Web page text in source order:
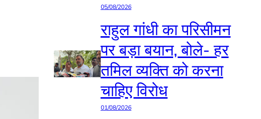
05/08/2026
राहुल गांधी का परिसीमन
पर बड़ा बयान, बोले- हर
तमिल व्यक्ति को करना
चाहिए विरोध
01/08/2026